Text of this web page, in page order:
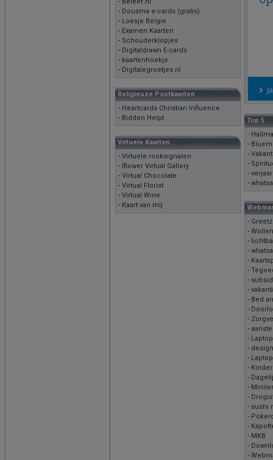
- Dousma e-cards (gratis)
- Loesje Belgie
- Examen Kaarten
- Schouderklopjes
- Digitaldrawn E-cards
- kaartenhoekje
- Digitalegroetjes.nl
Religieuze Postkaarten
- Heartcards Christian Influence
- Bidden Helpt
Virtuele Kaarten
- Virtuele rooksignalen
- Iflower Virtual Gallery
- Virtual Chocolate
- Virtual Florist
- Virtual Wine
- Kaart van mij
Top 5
-
-
-
-
-
-
-
-
-
-
-
-
-
-
- Bed
-
-
-
-
-
-
-
-
-
-
- sushi
-
-
- MKB
-
-